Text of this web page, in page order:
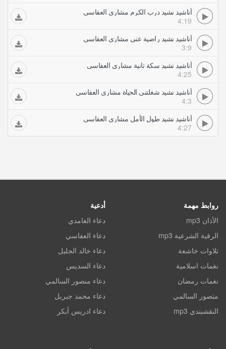
أناشيد نشيد درب الكرم مشاري العفاسي
4:19
أناشيد نشيد راضية عني مشاري العفاسي
3:9
أناشيد نشيد سكة تانية مشاري العفاسي
4:25
أناشيد نشيد شغلتني الحياة مشاري العفاسي
4:3
أناشيد نشيد طول الأمل مشاري العفاسي
4:27
روابط مهمة
الأذان mp3
الرقية الشرعية mp3
تلاوات خاشعة
نغمات اسلامية
نغمات رمضان
منصور السالمي
النقشبندي mp3
أدعية
دعاء الغامدي
دعاء العفاسي
دعاء خالد الجليل
دعاء السديس
دعاء منصور السالمي
دعاء محمد جبريل
دعاء ادريس أبكر